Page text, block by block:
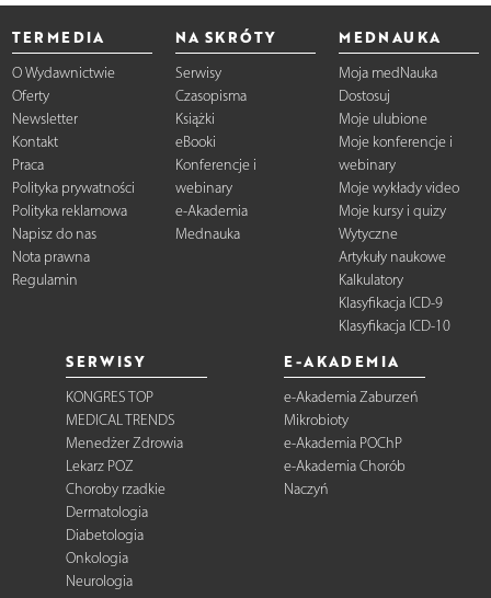
TERMEDIA
O Wydawnictwie
Oferty
Newsletter
Kontakt
Praca
Polityka prywatności
Polityka reklamowa
Napisz do nas
Nota prawna
Regulamin
NA SKRÓTY
Serwisy
Czasopisma
Książki
eBooki
Konferencje i
webinary
e-Akademia
Mednauka
MEDNAUKA
Moja medNauka
Dostosuj
Moje ulubione
Moje konferencje i
webinary
Moje wykłady video
Moje kursy i quizy
Wytyczne
Artykuły naukowe
Kalkulatory
Klasyfikacja ICD-9
Klasyfikacja ICD-10
SERWISY
KONGRES TOP
MEDICAL TRENDS
Menedżer Zdrowia
Lekarz POZ
Choroby rzadkie
Dermatologia
Diabetologia
Onkologia
Neurologia
E-AKADEMIA
e-Akademia Zaburzeń
Mikrobioty
e-Akademia POChP
e-Akademia Chorób
Naczyń